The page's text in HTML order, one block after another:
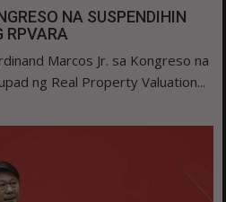
NA SUSPENDIHIN
RPVARA
Marcos Jr. sa Kongreso na
ng Real Property Valuation...